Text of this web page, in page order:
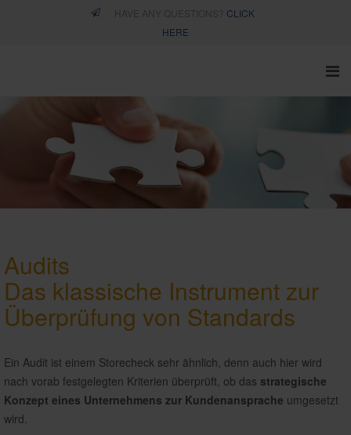
CLICK
HERE
Audits
Das klassische Instrument zur
Überprüfung von Standards
Ein Audit ist einem Storecheck sehr ähnlich, denn auch hier wird
nach vorab festgelegten Kriterien überprüft, ob das strategische
Konzept eines Unternehmens zur Kundenansprache umgesetzt
wird.